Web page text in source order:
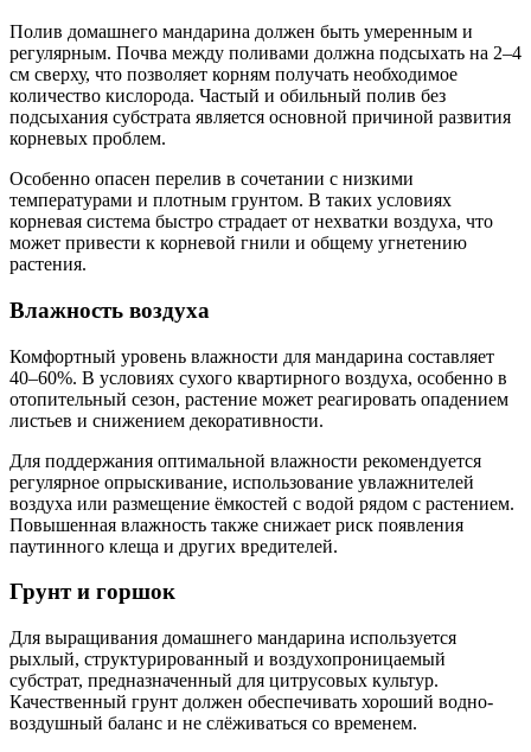
Полив домашнего мандарина должен быть умеренным и
регулярным. Почва между поливами должна подсыхать на 2–4
см сверху, что позволяет корням получать необходимое
количество кислорода. Частый и обильный полив без
подсыхания субстрата является основной причиной развития
корневых проблем.
Особенно опасен перелив в сочетании с низкими
температурами и плотным грунтом. В таких условиях
корневая система быстро страдает от нехватки воздуха, что
может привести к корневой гнили и общему угнетению
растения.
Влажность воздуха
Комфортный уровень влажности для мандарина составляет
40–60%. В условиях сухого квартирного воздуха, особенно в
отопительный сезон, растение может реагировать опадением
листьев и снижением декоративности.
Для поддержания оптимальной влажности рекомендуется
регулярное опрыскивание, использование увлажнителей
воздуха или размещение ёмкостей с водой рядом с растением.
Повышенная влажность также снижает риск появления
паутинного клеща и других вредителей.
Грунт и горшок
Для выращивания домашнего мандарина используется
рыхлый, структурированный и воздухопроницаемый
субстрат, предназначенный для цитрусовых культур.
Качественный грунт должен обеспечивать хороший водно-
воздушный баланс и не слёживаться со временем.